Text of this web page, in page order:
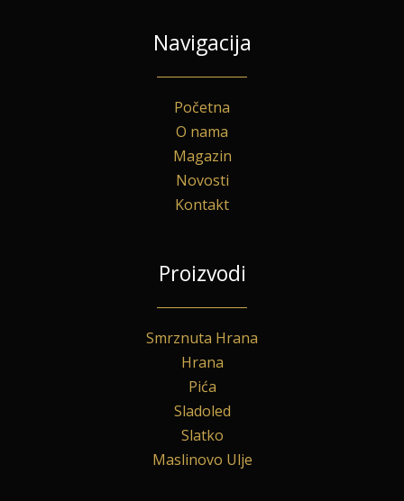
Navigacija
Početna
O nama
Magazin
Novosti
Kontakt
Proizvodi
Smrznuta Hrana
Hrana
Pića
Sladoled
Slatko
Maslinovo Ulje